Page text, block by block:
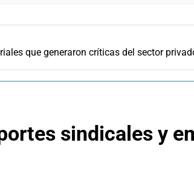
que generaron críticas del sector
sindicales y